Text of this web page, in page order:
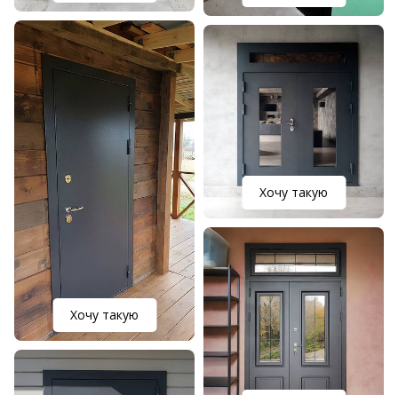
Хочу такую
Хочу такую